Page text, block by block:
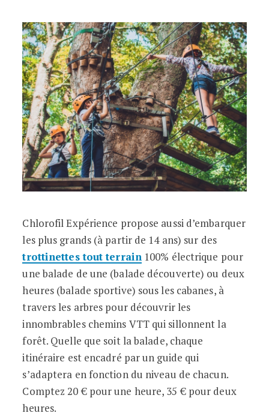
Chlorofil Expérience propose aussi d’embarquer
les plus grands (à partir de 14 ans) sur des
trottinettes tout terrain100% électrique pour
une balade de une (balade découverte) ou deux
heures (balade sportive) sous les cabanes, à
travers les arbres pour découvrir les
innombrables chemins VTT qui sillonnent la
forêt. Quelle que soit la balade, chaque
itinéraire est encadré par un guide qui
s’adaptera en fonction du niveau de chacun.
Comptez 20 € pour une heure, 35 € pour deux
heures.